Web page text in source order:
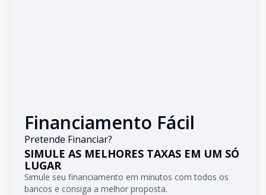
Financiamento Fácil
Pretende Financiar?
SIMULE AS MELHORES TAXAS EM UM SÓ
LUGAR
Simule seu financiamento em minutos com todos os
bancos e consiga a melhor proposta.